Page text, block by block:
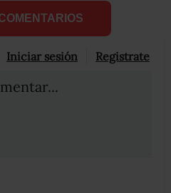
Iniciar sesión Registrate